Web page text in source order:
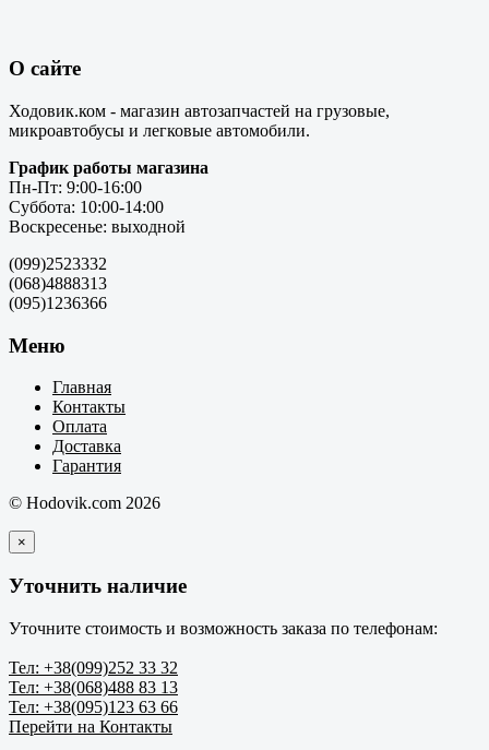
О сайте
Ходовик.ком - магазин автозапчастей на грузовые,
микроавтобусы и легковые автомобили.
График работы магазина
Пн-Пт: 9:00-16:00
Суббота: 10:00-14:00
Воскресенье: выходной
(099)2523332
(068)4888313
(095)1236366
Меню
Главная
Контакты
Оплата
Доставка
Гарантия
© Hodovik.com 2026
×
Уточнить наличие
Уточните стоимость и возможность заказа по телефонам:
Тел: +38(099)252 33 32
Тел: +38(068)488 83 13
Тел: +38(095)123 63 66
Перейти на Контакты